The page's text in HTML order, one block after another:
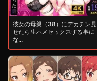
彼女の母親（38）にデカチン見
せたら生ハメセックスする事に
な...